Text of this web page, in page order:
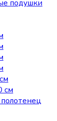
подушки
см